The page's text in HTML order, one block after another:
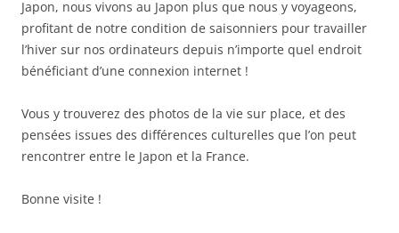
Japon, nous vivons au Japon plus que nous y voyageons,
profitant de notre condition de saisonniers pour travailler
l’hiver sur nos ordinateurs depuis n’importe quel endroit
bénéficiant d’une connexion internet !
Vous y trouverez des photos de la vie sur place, et des
pensées issues des différences culturelles que l’on peut
rencontrer entre le Japon et la France.
Bonne visite !